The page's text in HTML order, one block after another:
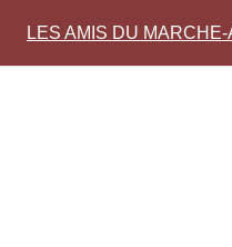
LES AMIS DU MARCHE-